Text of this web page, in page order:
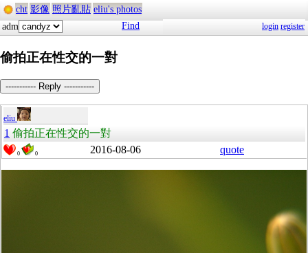
cht 影像 照片亂貼 eliu's photos
adm
Find login register
偷拍正在性交的一對
----------- Reply -----------
eliu
1 偷拍正在性交的一對
0 0 2016-08-06 quote